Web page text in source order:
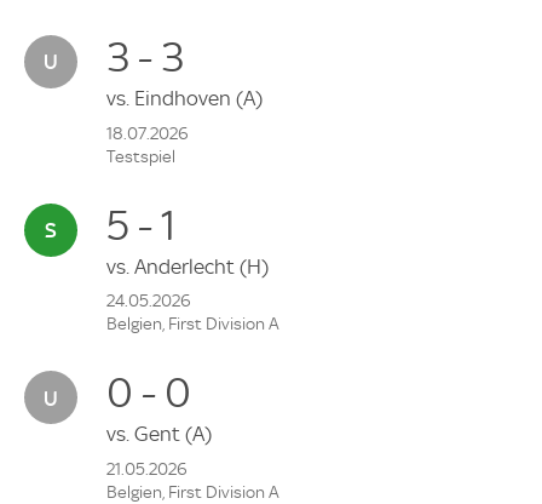
3 - 3
vs. Eindhoven (A)
18.07.2026
Testspiel
5 - 1
vs. Anderlecht (H)
24.05.2026
Belgien, First Division A
0 - 0
vs. Gent (A)
21.05.2026
Belgien, First Division A